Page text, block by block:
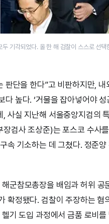
기각되었다. 올 한 해 검찰이 스스로 선택
단을 한다”고 비판하지만, 내
높다. ‘거물을 잡아넣어야 성
사실 지난해 서울중앙지검의
검사 조상준)는 포스코 수사
속 기소하는 데 그쳤다. 정준양
군참모총장을 배임과 허위 공
확정됐다. 검찰이 주장하는 혐
기 도입 과정에서 금품 로비를